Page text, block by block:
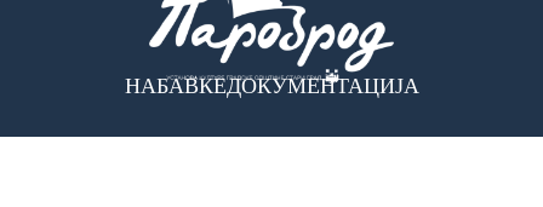
НАБАВКЕДОКУМЕНТАЦИЈА